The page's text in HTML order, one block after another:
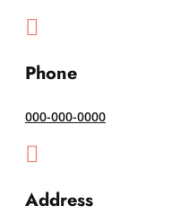

Phone
000-000-0000

Address